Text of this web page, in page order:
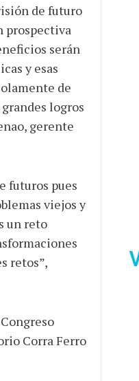
de futuro
prospectiva
serán
y esas
de
logros
gerente
futuros pues
viejos y
un reto
retos”,
Corra Ferro